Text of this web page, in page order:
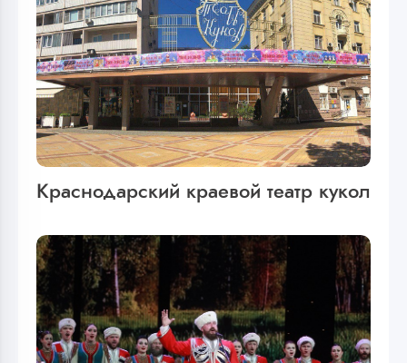
Краснодарский краевой театр кукол